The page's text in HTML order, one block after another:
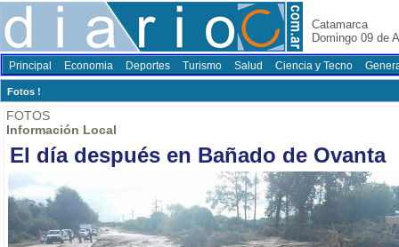
Catamarca
Domingo 09 de
Principal Economia Deportes Turismo Salud Ciencia y Tecno
Fotos !
FOTOS
Información Local
El día después en Bañado de Ovanta